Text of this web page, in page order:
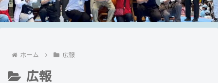
ホーム 広報
広報